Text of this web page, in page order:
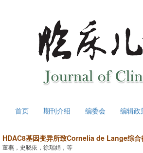
首页 期刊介绍 编委会 编辑政
HDAC8基因变异所致Cornelia de Lange综合
董燕，史晓依，徐瑞娟，等